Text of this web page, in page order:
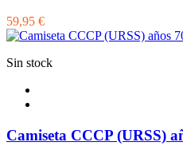
59,95 €
Sin stock
Camiseta CCCP (URSS)